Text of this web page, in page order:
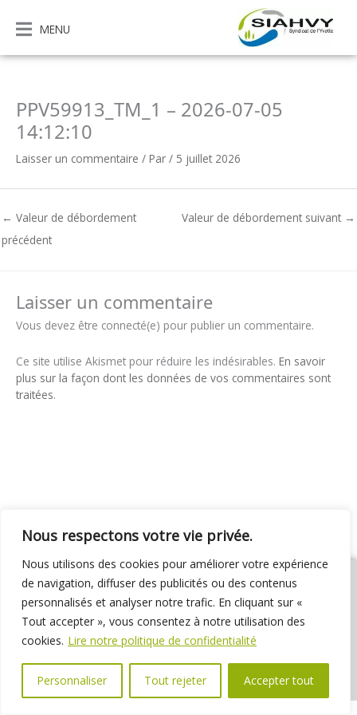
Nous respectons votre vie privée.
Nous utilisons des cookies pour améliorer votre expérience
de navigation, diffuser des publicités ou des contenus
personnalisés et analyser notre trafic. En cliquant sur «
Tout accepter », vous consentez à notre utilisation des
cookies. Lire notre politique de confidentialité
Personnaliser Tout rejeter Accepter tout
contenu
MENU
PPV59913_TM_1 – 2026-07-05
14:12:10
Laisser un commentaire / Par / 5 juillet 2026
← Valeur de débordement
précédent
Valeur de débordement suivant →
Laisser un commentaire
Vous devez être connecté(e) pour publier un commentaire.
Ce site utilise Akismet pour réduire les indésirables. En savoir
plus sur la façon dont les données de vos commentaires sont
traitées.
01 69 31 72 10 01 69 31 37 31
Nous contacter
Espace élus
Marchés publics Délibérations